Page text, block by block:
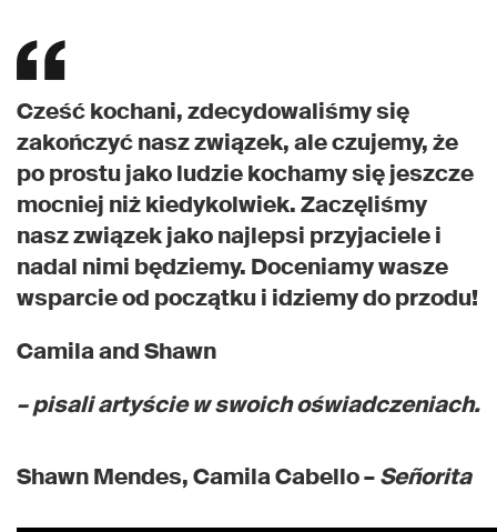
Cześć kochani, zdecydowaliśmy się
zakończyć nasz związek, ale czujemy, że
po prostu jako ludzie kochamy się jeszcze
mocniej niż kiedykolwiek. Zaczęliśmy
nasz związek jako najlepsi przyjaciele i
nadal nimi będziemy. Doceniamy wasze
wsparcie od początku i idziemy do przodu!
Camila and Shawn
– pisali artyście w swoich oświadczeniach.
Shawn Mendes, Camila Cabello –Señorita